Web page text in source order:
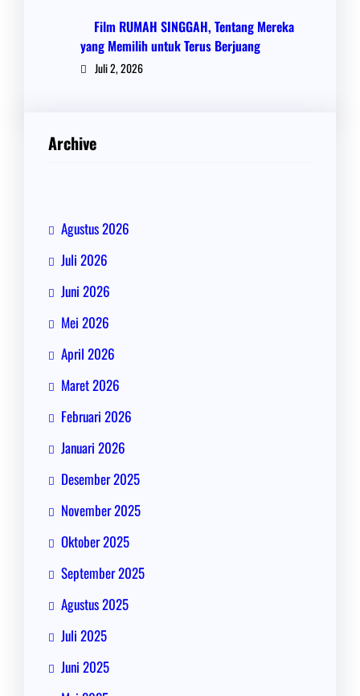
Film RUMAH SINGGAH, Tentang Mereka
yang Memilih untuk Terus Berjuang
Juli 2, 2026
Archive
Agustus 2026
Juli 2026
Juni 2026
Mei 2026
April 2026
Maret 2026
Februari 2026
Januari 2026
Desember 2025
November 2025
Oktober 2025
September 2025
Agustus 2025
Juli 2025
Juni 2025